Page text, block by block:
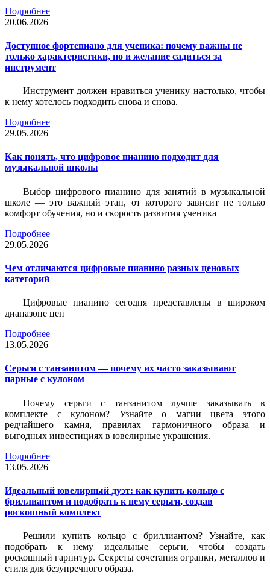
Подробнее
20.06.2026
Доступное фортепиано для ученика: почему важны не
только характеристики, но и желание садиться за
инструмент
Инструмент должен нравиться ученику настолько, чтобы
к нему хотелось подходить снова и снова.
Подробнее
29.05.2026
Как понять, что цифровое пианино подходит для
музыкальной школы
Выбор цифрового пианино для занятий в музыкальной
школе — это важный этап, от которого зависит не только
комфорт обучения, но и скорость развития ученика
Подробнее
29.05.2026
Чем отличаются цифровые пианино разных ценовых
категорий
Цифровые пианино сегодня представлены в широком
диапазоне цен
Подробнее
13.05.2026
Серьги с танзанитом — почему их часто заказывают
парные с кулоном
Почему серьги с танзанитом лучше заказывать в
комплекте с кулоном? Узнайте о магии цвета этого
редчайшего камня, правилах гармоничного образа и
выгодных инвестициях в ювелирные украшения.
Подробнее
13.05.2026
Идеальный ювелирный дуэт: как купить кольцо с
бриллиантом и подобрать к нему серьги, создав
роскошный комплект
Решили купить кольцо с бриллиантом? Узнайте, как
подобрать к нему идеальные серьги, чтобы создать
роскошный гарнитур. Секреты сочетания огранки, металлов и
стиля для безупречного образа.